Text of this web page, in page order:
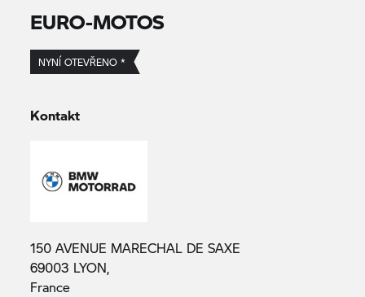
EURO-MOTOS
NYNÍ OTEVŘENO *
Kontakt
150 AVENUE MARECHAL DE SAXE
69003 LYON,
France